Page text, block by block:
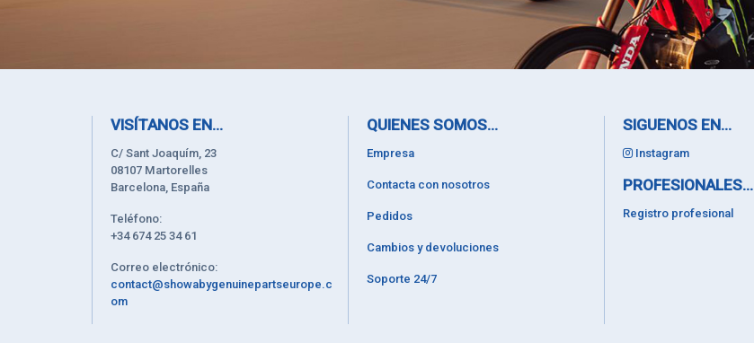
VISÍTANOS EN...
C/ Sant Joaquím, 23
08107 Martorelles
Barcelona, España
Teléfono:
+34 674 25 34 61
Correo electrónico:
contact@showabygenuinepartseurope.c
om
QUIENES SOMOS...
Empresa
Contacta con nosotros
Pedidos
Cambios y devoluciones
Soporte 24/7
SIGUENOS EN...
Instagram
PROFESIONALES...
Registro profesional